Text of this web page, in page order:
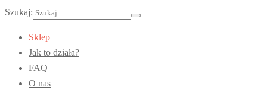
Szukaj:
Sklep
Jak to działa?
FAQ
O nas